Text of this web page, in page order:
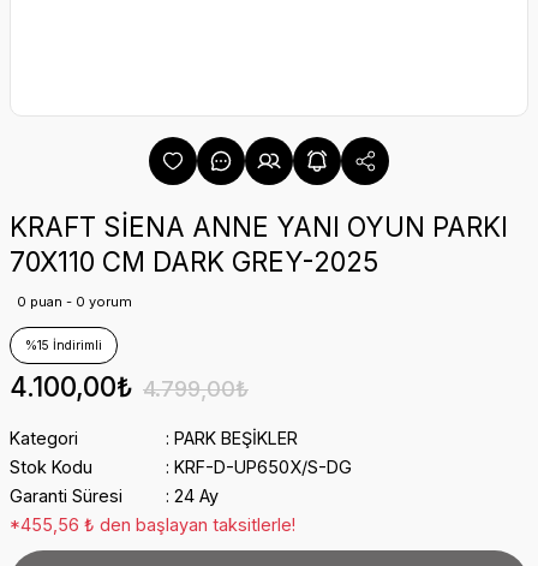
KRAFT SİENA ANNE YANI OYUN PARKI
70X110 CM DARK GREY-2025
0 puan - 0 yorum
%15 İndirimli
4.100,00₺ 4.799,00₺
Kategori
PARK BEŞİKLER
Stok Kodu
KRF-D-UP650X/S-DG
Garanti Süresi
24 Ay
*455,56 ₺ den başlayan taksitlerle!